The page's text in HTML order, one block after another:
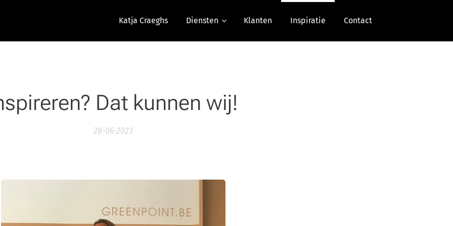
Katja Craeghs Diensten Klanten Inspiratie Contact
Dat kunnen wij!
28-06-2023